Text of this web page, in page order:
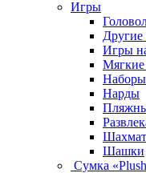
Игры
Другие
Игры
Нарды
Шашки
Сумка